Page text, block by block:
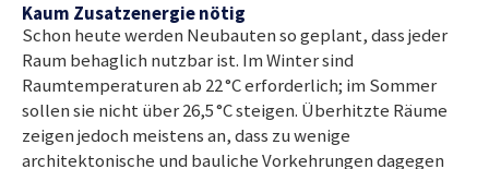
Kaum Zusatzenergie nötig
Schon heute werden Neubauten so geplant, dass jeder
Raum behaglich nutzbar ist. Im Winter sind
Raumtemperaturen ab 22 °C erforderlich; im Sommer
sollen sie nicht über 26,5 °C steigen. Überhitzte Räume
zeigen jedoch meistens an, dass zu wenige
architektonische und bauliche Vorkehrungen dagegen